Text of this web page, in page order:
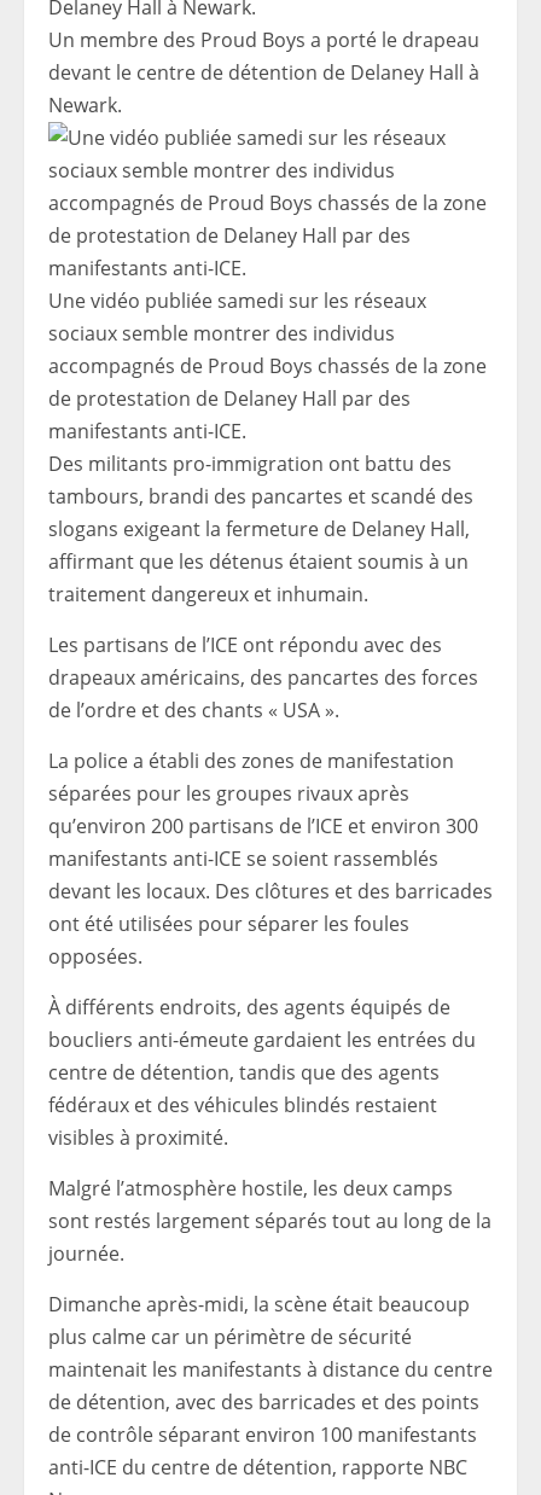
Un membre des Proud Boys a porté le drapeau
devant le centre de détention de Delaney Hall à
Newark.
Une vidéo publiée samedi sur les réseaux
sociaux semble montrer des individus
accompagnés de Proud Boys chassés de la zone
de protestation de Delaney Hall par des
manifestants anti-ICE.
Des militants pro-immigration ont battu des
tambours, brandi des pancartes et scandé des
slogans exigeant la fermeture de Delaney Hall,
affirmant que les détenus étaient soumis à un
traitement dangereux et inhumain.
Les partisans de l’ICE ont répondu avec des
drapeaux américains, des pancartes des forces
de l’ordre et des chants « USA ».
La police a établi des zones de manifestation
séparées pour les groupes rivaux après
qu’environ 200 partisans de l’ICE et environ 300
manifestants anti-ICE se soient rassemblés
devant les locaux. Des clôtures et des barricades
ont été utilisées pour séparer les foules
opposées.
À différents endroits, des agents équipés de
boucliers anti-émeute gardaient les entrées du
centre de détention, tandis que des agents
fédéraux et des véhicules blindés restaient
visibles à proximité.
Malgré l’atmosphère hostile, les deux camps
sont restés largement séparés tout au long de la
journée.
Dimanche après-midi, la scène était beaucoup
plus calme car un périmètre de sécurité
maintenait les manifestants à distance du centre
de détention, avec des barricades et des points
de contrôle séparant environ 100 manifestants
anti-ICE du centre de détention, rapporte NBC